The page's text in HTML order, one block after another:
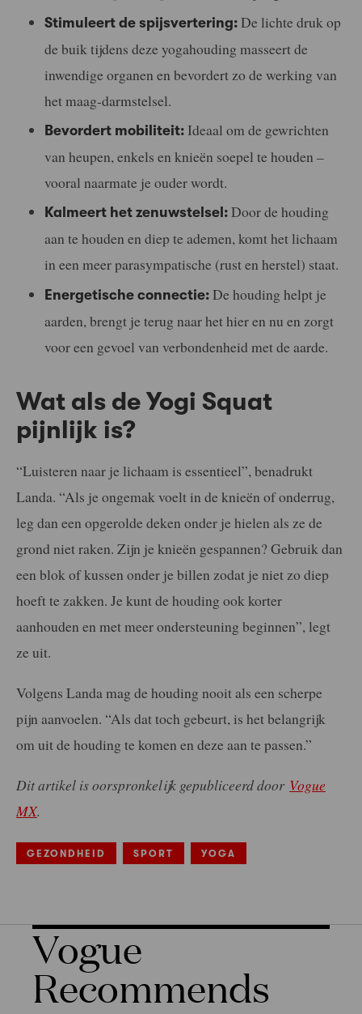
Stimuleert de spijsvertering: De lichte druk op
de buik tijdens deze yogahouding masseert de
inwendige organen en bevordert zo de werking van
het maag-darmstelsel.
Bevordert mobiliteit: Ideaal om de gewrichten
van heupen, enkels en knieën soepel te houden –
vooral naarmate je ouder wordt.
Kalmeert het zenuwstelsel: Door de houding
aan te houden en diep te ademen, komt het lichaam
in een meer parasympatische (rust en herstel) staat.
Energetische connectie: De houding helpt je
aarden, brengt je terug naar het hier en nu en zorgt
voor een gevoel van verbondenheid met de aarde.
Wat als de Yogi Squat
pijnlijk is?
“Luisteren naar je lichaam is essentieel”, benadrukt
Landa. “Als je ongemak voelt in de knieën of onderrug,
leg dan een opgerolde deken onder je hielen als ze de
grond niet raken. Zijn je knieën gespannen? Gebruik dan
een blok of kussen onder je billen zodat je niet zo diep
hoeft te zakken. Je kunt de houding ook korter
aanhouden en met meer ondersteuning beginnen”, legt
ze uit.
Volgens Landa mag de houding nooit als een scherpe
pijn aanvoelen. “Als dat toch gebeurt, is het belangrijk
om uit de houding te komen en deze aan te passen.”
Dit artikel is oorspronkelijk gepubliceerd door Vogue
MX.
GEZONDHEID SPORT YOGA
Vogue
Recommends